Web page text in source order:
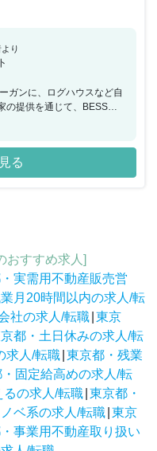
り
ガンに、ログハウスなど自
提供を通じて、BESSの
ピネス」 の実現を目指し
る
おすすめ求人]
実需用不動産販売営
月20時間以内の求人/転
社の求人/転職 東京
都・土日休みの求人/転
求人/転職 東京都・残業
固定給高めの求人/転
の求人/転職 東京都・
ベ系の求人/転職 東京
事業用不動産取り扱い